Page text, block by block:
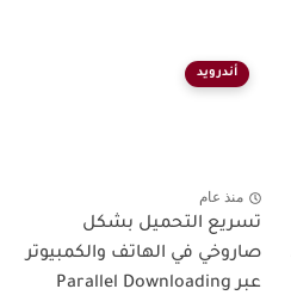
أندرويد
منذ عام
تسريع التحميل بشكل
صاروخي في الهاتف والكمبيوتر
عبر Parallel Downloading